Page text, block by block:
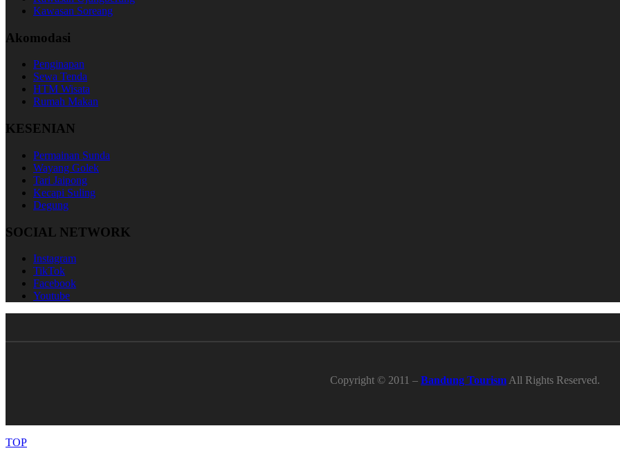
Kawasan Soreang
Akomodasi
Penginapan
Sewa Tenda
HTM Wisata
Rumah Makan
KESENIAN
Permainan Sunda
Wayang Golek
Tari Jaipong
Kecapi Suling
Degung
SOCIAL NETWORK
Instagram
TikTok
Facebook
Youtube
Copyright © 2011 – Bandung Tourism All Rights Reserved.
TOP